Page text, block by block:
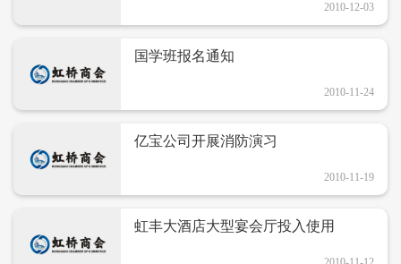
2010-12-03
国学班报名通知
2010-11-24
亿宝公司开展消防演习
2010-11-19
虹丰大酒店大型宴会厅投入使用